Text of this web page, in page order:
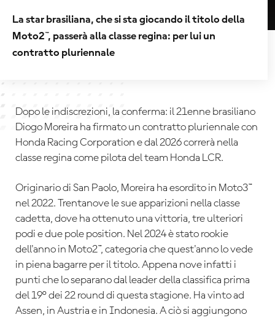
La star brasiliana, che si sta giocando il titolo della
Moto2™, passerà alla classe regina: per lui un
contratto pluriennale
Dopo le indiscrezioni, la conferma: il 21enne brasiliano
Diogo Moreira ha firmato un contratto pluriennale con
Honda Racing Corporation e dal 2026 correrà nella
classe regina come pilota del team Honda LCR.
Originario di San Paolo, Moreira ha esordito in Moto3™
nel 2022. Trentanove le sue apparizioni nella classe
cadetta, dove ha ottenuto una vittoria, tre ulteriori
podi e due pole position. Nel 2024 è stato rookie
dell'anno in Moto2™, categoria che quest'anno lo vede
in piena bagarre per il titolo. Appena nove infatti i
punti che lo separano dal leader della classifica prima
del 19° dei 22 round di questa stagione. Ha vinto ad
Assen, in Austria e in Indonesia. A ciò si aggiungono